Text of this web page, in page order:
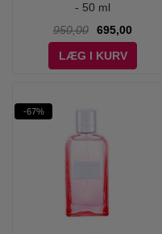
- 50 ml
950,00
695,00
LÆG I KURV
-67%